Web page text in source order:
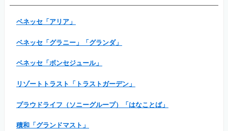
ベネッセ「アリア」
ベネッセ「グラニー」「グランダ」
ベネッセ「ボンセジュール」
リゾートトラスト「トラストガーデン」
プラウドライフ（ソニーグループ）「はなことば」
積和「グランドマスト」